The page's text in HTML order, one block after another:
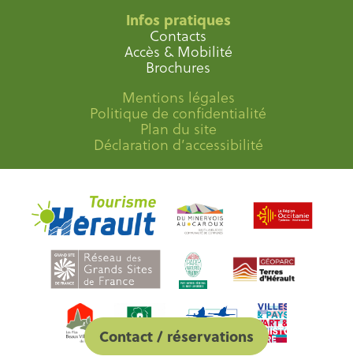
Contact / réservations
Infos pratiques
Contacts
Accès & Mobilité
Brochures
Mentions légales
Politique de confidentialité
Plan du site
Déclaration d’accessibilité